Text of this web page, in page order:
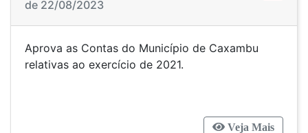
de 22/08/2023
Aprova as Contas do Município de Caxambu
relativas ao exercício de 2021.
Veja Mais